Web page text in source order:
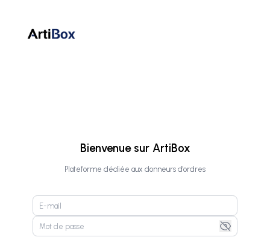
Bienvenue sur ArtiBox
Plateforme dédiée aux donneurs d'ordres